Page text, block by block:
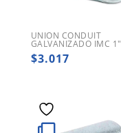
UNION CONDUIT
GALVANIZADO IMC 1″
$3.017